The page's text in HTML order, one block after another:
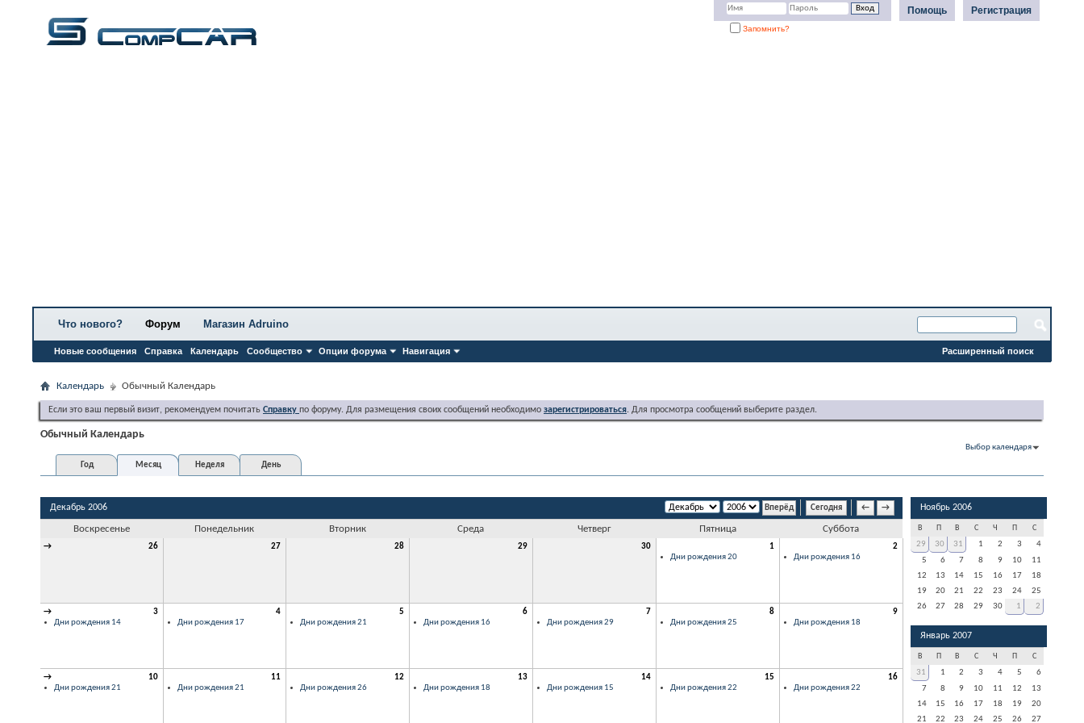
Регистрация
Помощь
Запомнить?
Что нового? Форум
Новые сообщения Справка Календарь Сообщество Опции форума Навигация
Магазин Adruino
Расширенный поиск
Календарь Обычный Календарь
Если это ваш первый визит, рекомендуем почитать Справку по форуму. Для размещения своих сообщений необходимо зарегистрироваться. Для просмотра сообщений выберите раздел.
Обычный Календарь
Выбор календаря
Год
Месяц Неделя День
Сегодня ← →
Декабрь 2006
Воскресенье Понедельник Вторник Среда Четверг Пятница Суббота
→ 26 27 28 29 30
1
Дни рождения 20
2
Дни рождения 16
→
3
Дни рождения 14
4
Дни рождения 17
5
Дни рождения 21
6
Дни рождения 16
7
Дни рождения 29
8
Дни рождения 25
9
Дни рождения 18
→
10
Дни рождения 21
11
Дни рождения 21
12
Дни рождения 26
13
Дни рождения 18
14
Дни рождения 15
15
Дни рождения 22
16
Дни рождения 22
Ноябрь 2006
В В С Ч С
29 30 31 1 2 3
4
5
6 7 8 9 10
11
12
13 14 15 16 17
18
19
20 21 22 23 24
25
26
27 28 29 30 1 2
Январь 2007
В В С Ч С
31 1 2 3 4 5
6
7
8 9 10 11 12
13
14
15 16 17 18 19
20
21
22 23 24 25 26 27